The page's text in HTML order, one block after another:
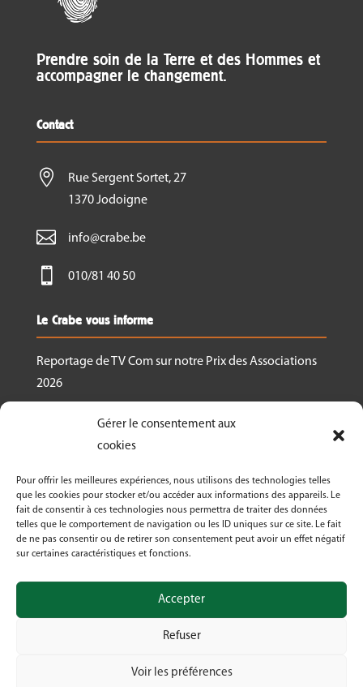
Gérer le consentement aux
cookies
Pour offrir les meilleures expériences, nous utilisons des technologies telles
que les cookies pour stocker et/ou accéder aux informations des appareils. Le
fait de consentir à ces technologies nous permettra de traiter des données
telles que le comportement de navigation ou les ID uniques sur ce site. Le fait
de ne pas consentir ou de retirer son consentement peut avoir un effet négatif
sur certaines caractéristiques et fonctions.
Accepter
Refuser
Voir les préférences
Prendre soin de la Terre et des Hommes et
accompagner le changement.
Contact

Rue Sergent Sortet, 27
1370 Jodoigne
 info@crabe.be
 010/81 40 50
Le Crabe vous informe
Reportage de TV Com sur notre Prix des Associations
2026
décernés par Canopea
Découvrez nos activités dans le cadre de « La
Semaine Bio 2026 »
Le Crabe asbl fête ses 50 ans en 2026!
© Crabe asbl 2026 | Design by Digima